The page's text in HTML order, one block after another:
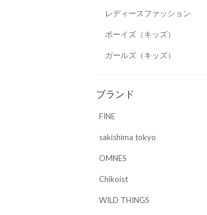
レディースファッション
ボーイズ（キッズ）
ガールズ（キッズ）
ブランド
FINE
sakishima tokyo
OMNES
Chikoist
WILD THINGS